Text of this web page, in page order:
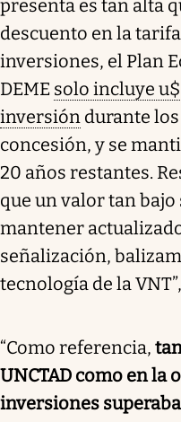
presenta es tan alta
descuento en la
inversiones, el Plan
DEME solo incluye
inversión durante
concesión, y se
20 años restantes.
que un valor tan
mantener
señalización,
tecnología de la
“Como referencia,
UNCTAD como en la
inversiones